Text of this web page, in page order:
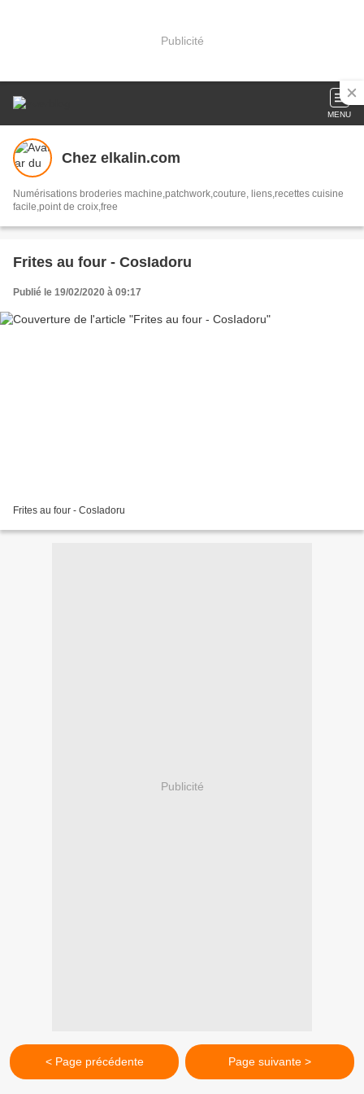
Publicité
MENU
Chez elkalin.com
Numérisations broderies machine,patchwork,couture, liens,recettes cuisine
facile,point de croix,free
Frites au four - CosIadoru
Publié le 19/02/2020 à 09:17
Frites au four - CosIadoru
Publicité
< Page précédente Page suivante >